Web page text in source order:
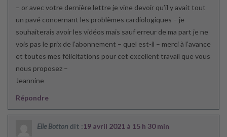
– or avec votre dernière lettre je vine devoir qu’il y avait tout
un pavé concernant les problèmes cardiologiques – je
souhaiterais avoir les vidéos mais sauf erreur de ma part je ne
vois pas le prix de l’abonnement – quel est-il – merci à l’avance
et toutes mes félicitations pour cet excellent travail que vous
nous proposez –
Jeannine
Répondre
Elie Botton dit :19 avril 2021 à 15 h 30 min